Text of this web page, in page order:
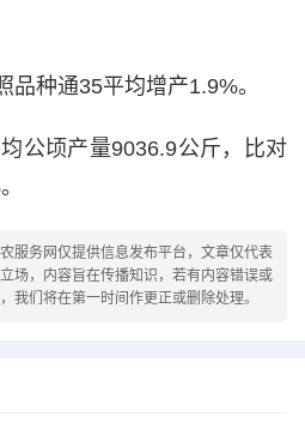
种通35平均增产1.9%。
公顷产量9036.9公斤，比对
服务网仅提供信息发布平台，文章仅代表
场，内容旨在传播知识，若有内容错误或
我们将在第一时间作更正或删除处理。